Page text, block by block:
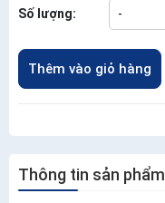
Số lượng: -
Thêm vào giỏ hàng
Thông tin sản phẩm